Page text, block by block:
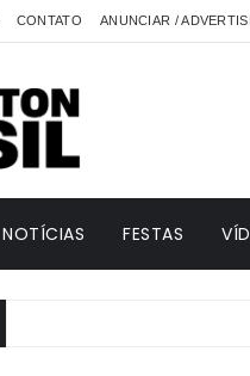
CONTATO ANUNCIAR /
NOTÍCIAS FESTAS